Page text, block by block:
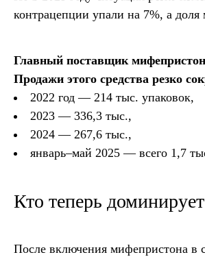
контрацепции упали на 7%, а
Главный поставщик
Продажи этого средства резко
2022 год — 214 тыс. упаковок,
2023 — 336,3 тыс.,
2024 — 267,6 тыс.,
январь–май 2025 — всего 1,7
Кто теперь
После включения мифепристона в